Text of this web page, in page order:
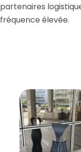
partenaires
fréquence élevée.